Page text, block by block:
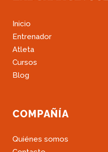
Inicio
Entrenador
Atleta
Cursos
Blog
COMPAÑÍA
Quiénes somos